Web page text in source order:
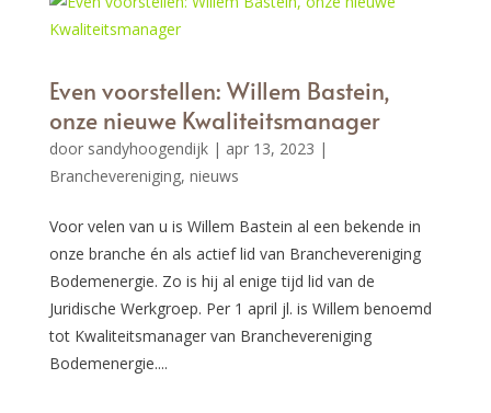
Even voorstellen: Willem Bastein,
onze nieuwe Kwaliteitsmanager
door sandyhoogendijk| apr 13, 2023 |
Branchevereniging, nieuws
Voor velen van u is Willem Bastein al een bekende in
onze branche én als actief lid van Branchevereniging
Bodemenergie. Zo is hij al enige tijd lid van de
Juridische Werkgroep. Per 1 april jl. is Willem benoemd
tot Kwaliteitsmanager van Branchevereniging
Bodemenergie....